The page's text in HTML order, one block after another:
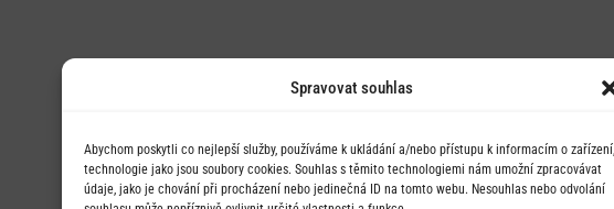
Spravovat souhlas
Abychom poskytli co nejlepší služby, používáme k ukládání a/nebo přístupu k informacím o zařízení,
technologie jako jsou soubory cookies. Souhlas s těmito technologiemi nám umožní zpracovávat
údaje, jako je chování při procházení nebo jedinečná ID na tomto webu. Nesouhlas nebo odvolání